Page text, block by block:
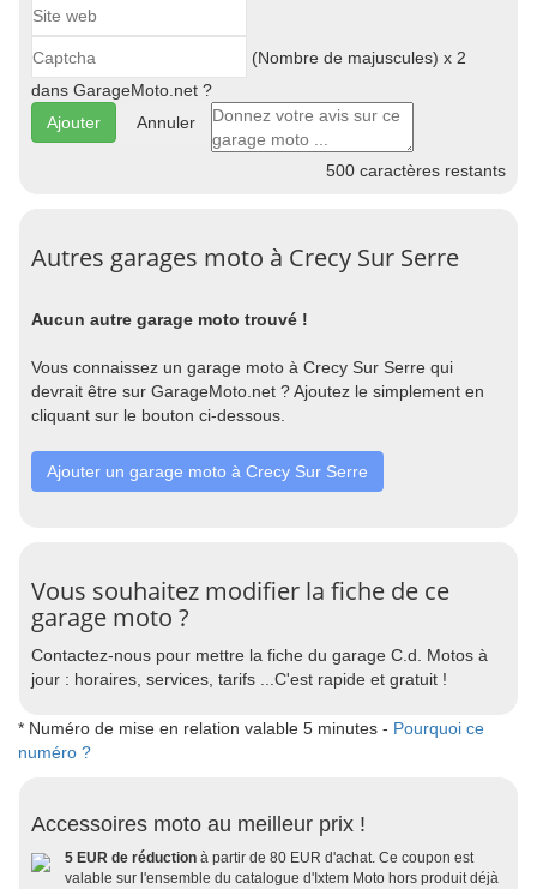
(Nombre de majuscules) x 2
dans GarageMoto.net ?
Annuler
500 caractères restants
Autres garages moto à Crecy Sur Serre
Aucun autre garage moto trouvé !
Vous connaissez un garage moto à Crecy Sur Serre qui
devrait être sur GarageMoto.net ? Ajoutez le simplement en
cliquant sur le bouton ci-dessous.
Ajouter un garage moto à Crecy Sur Serre
Vous souhaitez modifier la fiche de ce
garage moto ?
Contactez-nous pour mettre la fiche du garage C.d. Motos à
jour : horaires, services, tarifs ...C'est rapide et gratuit !
* Numéro de mise en relation valable 5 minutes - Pourquoi ce
numéro ?
Accessoires moto au meilleur prix !
5 EUR de réduction à partir de 80 EUR d'achat. Ce coupon est
valable sur l'ensemble du catalogue d'Ixtem Moto hors produit déjà